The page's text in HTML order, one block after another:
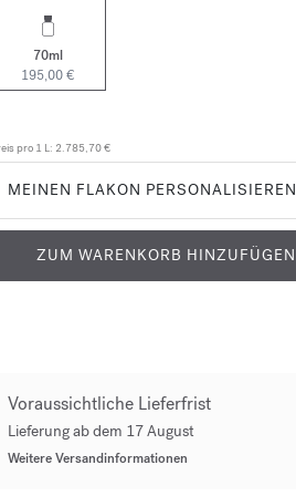
70ml
195,00 €
pro 1 L: 2.785,70 €
MEINEN FLAKON PERSONALISIEREN
ZUM WARENKORB HINZUFÜGEN
Voraussichtliche Lieferfrist
Lieferung ab dem 17 August
Weitere Versandinformationen